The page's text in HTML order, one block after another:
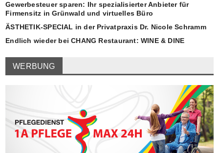
Gewerbesteuer sparen: Ihr spezialisierter Anbieter für
Firmensitz in Grünwald und virtuelles Büro
ÄSTHETIK-SPECIAL in der Privatpraxis Dr. Nicole Schramm
Endlich wieder bei CHANG Restaurant: WINE & DINE
WERBUNG